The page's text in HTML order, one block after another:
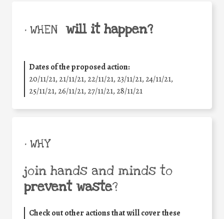
• WHEN will it happen?
Dates of the proposed action:
20/11/21, 21/11/21, 22/11/21, 23/11/21, 24/11/21,
25/11/21, 26/11/21, 27/11/21, 28/11/21
• WHY
join hands and minds to
prevent waste?
Check out other actions that will cover these